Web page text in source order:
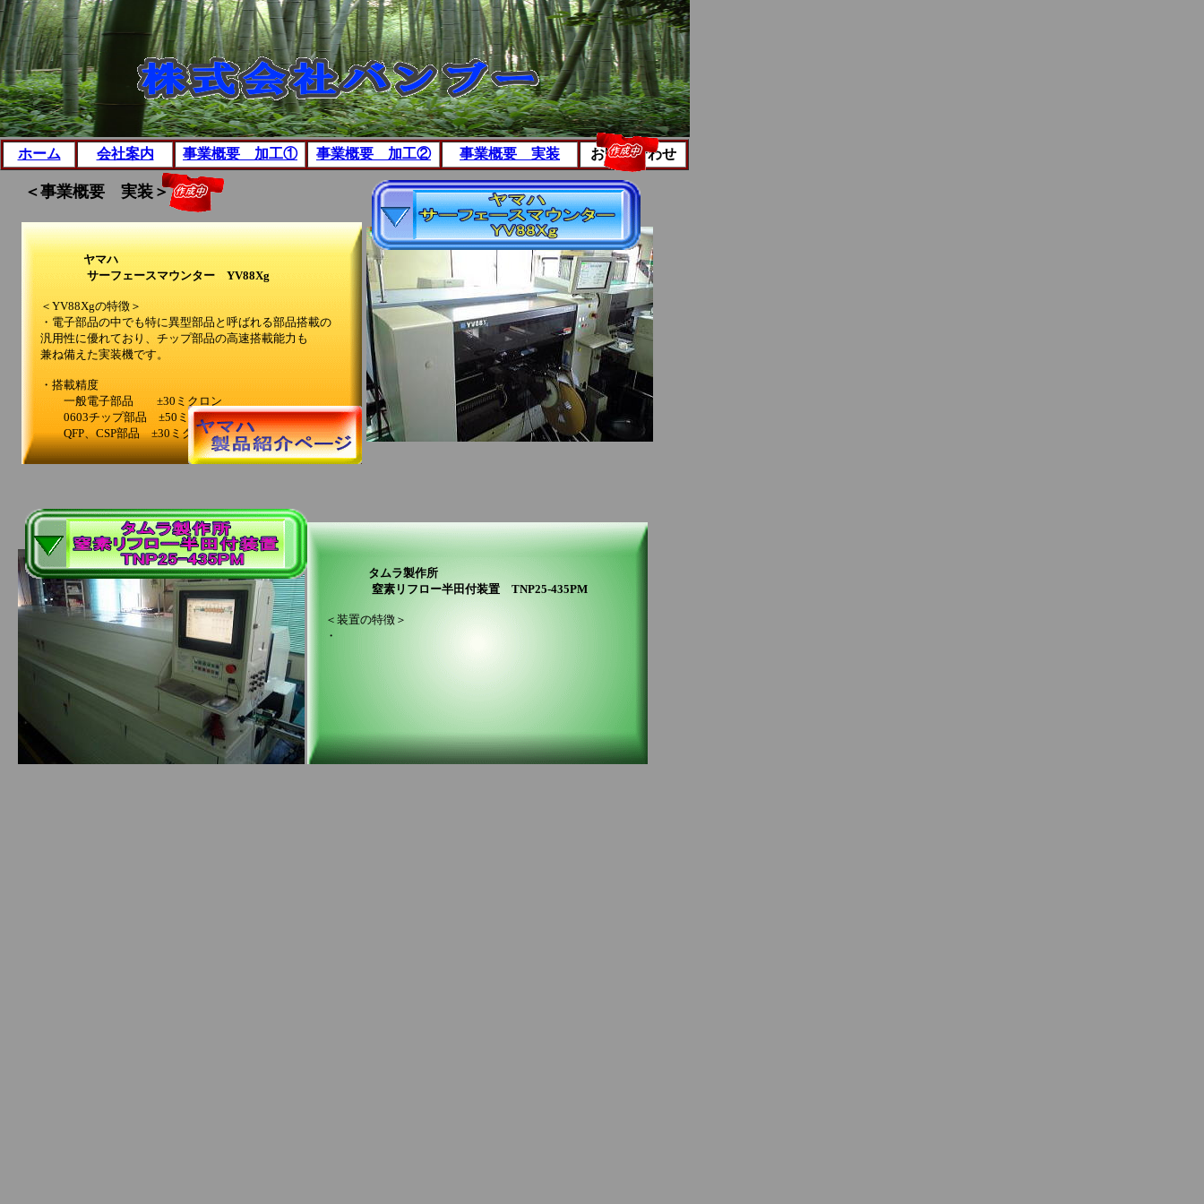
ホーム 会社案内 事業概要 加工① 事業概要 加工② 事業概要 実装 お問い合わせ
ヤマハ
サーフェースマウンター YV88Xg
＜YV88Xgの特徴＞
・電子部品の中でも特に異型部品と呼ばれる部品搭載の
汎用性に優れており、チップ部品の高速搭載能力も
兼ね備えた実装機です。
・搭載精度
一般電子部品 ±30ミクロン
0603チップ部品 ±50ミクロン
QFP、CSP部品 ±30ミクロン
タムラ製作所
窒素リフロー半田付装置 TNP25-435PM
＜装置の特徴＞
・
＜事業概要 実装＞